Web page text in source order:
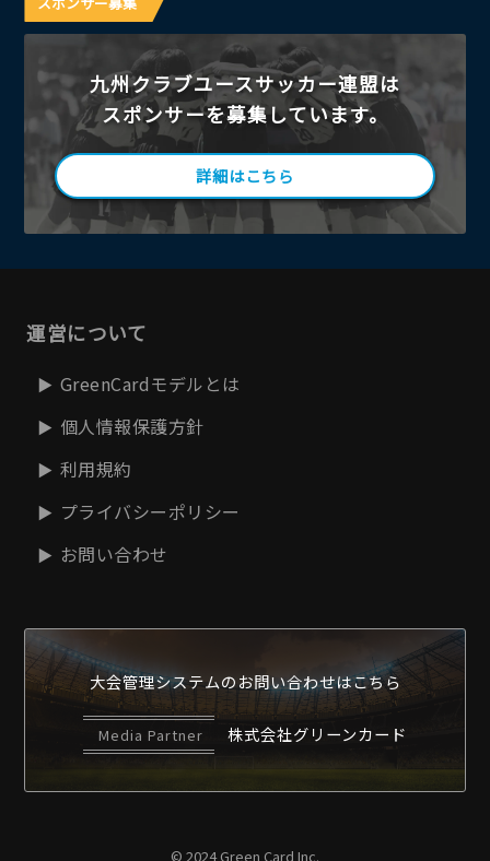
九州クラブユースサッカー連盟は
スポンサーを募集しています。
詳細はこちら
運営について
GreenCardモデルとは
個人情報保護方針
利用規約
プライバシーポリシー
お問い合わせ
大会管理システムのお問い合わせはこちら
Media Partner 株式会社グリーンカード
© 2024 Green Card Inc.